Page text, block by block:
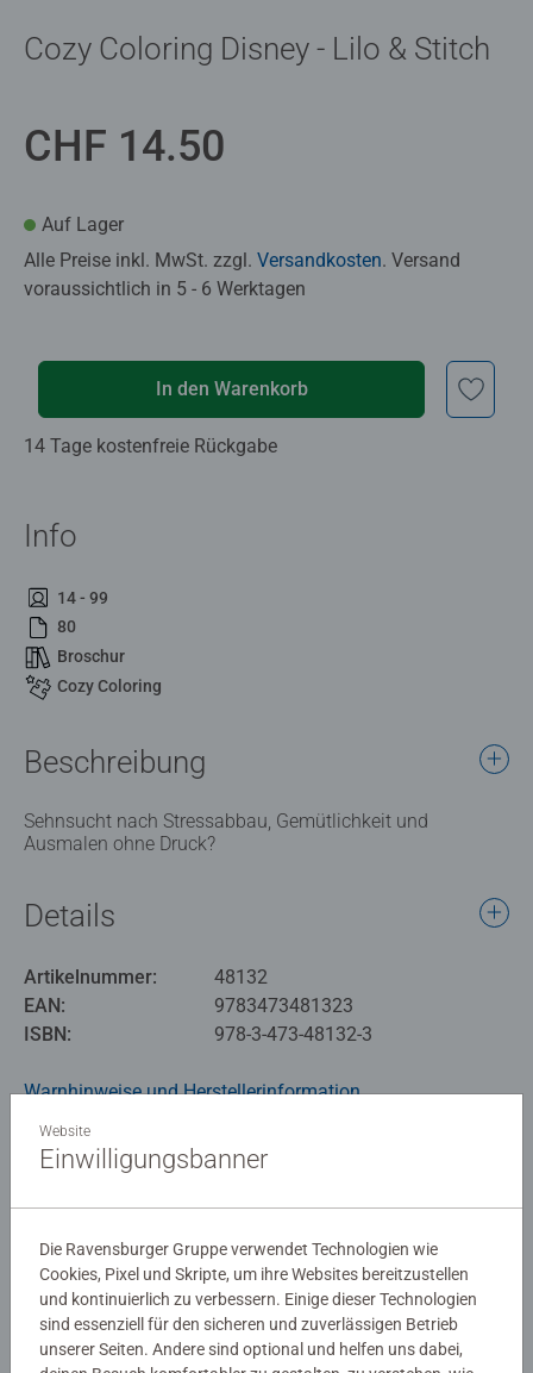
Cozy Coloring Disney - Lilo & Stitch
CHF 14.50
Auf Lager
Alle Preise inkl. MwSt. zzgl. Versandkosten. Versand
voraussichtlich in 5 - 6 Werktagen
In den Warenkorb
14 Tage kostenfreie Rückgabe
Info
14 - 99
80
Broschur
Cozy Coloring
Beschreibung
Sehnsucht nach Stressabbau, Gemütlichkeit und
Ausmalen ohne Druck?
Details
Artikelnummer:
48132
EAN:
9783473481323
ISBN:
978-3-473-48132-3
Warnhinweise und Herstellerinformation
Ähnliche Produkte
Noch keine Bewertungen
abgegeben
Website
Einwilligungsbanner
Die Ravensburger Gruppe verwendet Technologien wie
Cookies, Pixel und Skripte, um ihre Websites bereitzustellen
und kontinuierlich zu verbessern. Einige dieser Technologien
sind essenziell für den sicheren und zuverlässigen Betrieb
unserer Seiten. Andere sind optional und helfen uns dabei,